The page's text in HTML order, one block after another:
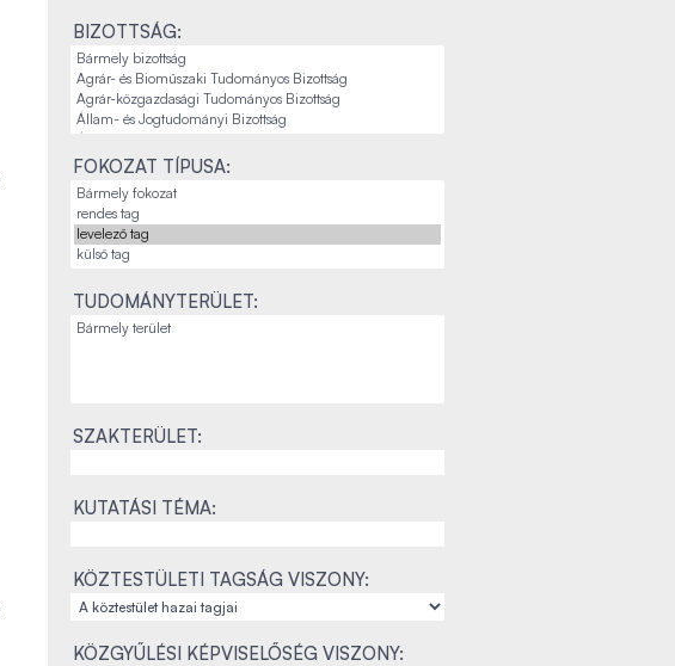
BIZOTTSÁG:
FOKOZAT TÍPUSA:
TUDOMÁNYTERÜLET:
SZAKTERÜLET:
KUTATÁSI TÉMA:
KÖZTESTÜLETI TAGSÁG VISZONY:
KÖZGYŰLÉSI KÉPVISELŐSÉG VISZONY: